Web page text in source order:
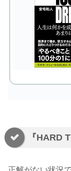
『HARD